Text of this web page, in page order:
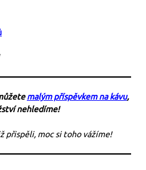
malým příspěvkem na kávu,
nehledíme!
přispěli, moc si toho vážíme!